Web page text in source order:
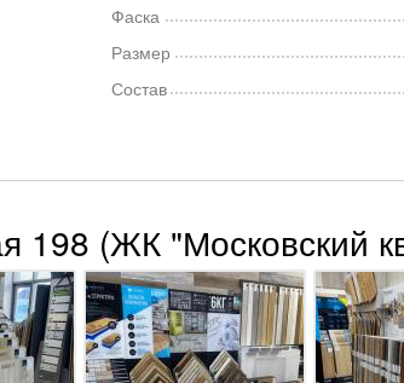
Фаска
Размер
Состав
198 (ЖК "Московский